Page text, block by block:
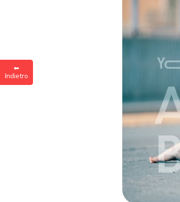
⬅︎
Indietro